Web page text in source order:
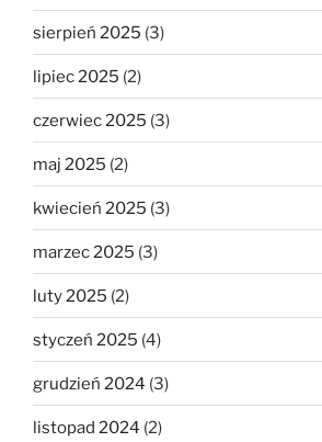
sierpień 2025 (3)
lipiec 2025 (2)
czerwiec 2025 (3)
maj 2025 (2)
kwiecień 2025 (3)
marzec 2025 (3)
luty 2025 (2)
styczeń 2025 (4)
grudzień 2024 (3)
listopad 2024 (2)